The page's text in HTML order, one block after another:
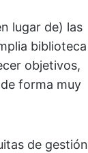
lugar de) las
biblioteca
objetivos,
forma muy
de gestión